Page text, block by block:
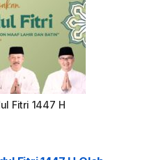
Fitri 1447 H